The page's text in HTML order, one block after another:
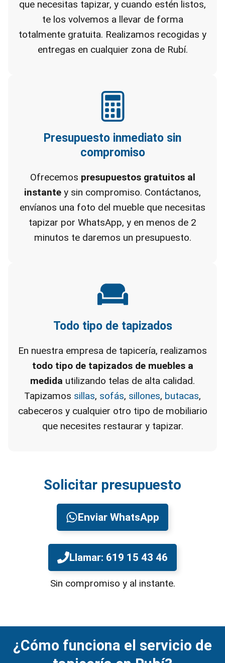
que necesitas tapizar, y cuando estén listos,
te los volvemos a llevar de forma
totalmente gratuita. Realizamos recogidas y
entregas en cualquier zona de Rubí.
Presupuesto inmediato sin
compromiso
Ofrecemos presupuestos gratuitos al
instante y sin compromiso. Contáctanos,
envíanos una foto del mueble que necesitas
tapizar por WhatsApp, y en menos de 2
minutos te daremos un presupuesto.
Todo tipo de tapizados
En nuestra empresa de tapicería, realizamos
todo tipo de tapizados de muebles a
medida utilizando telas de alta calidad.
Tapizamos sillas, sofás, sillones, butacas,
cabeceros y cualquier otro tipo de mobiliario
que necesites restaurar y tapizar.
Solicitar presupuesto
Enviar WhatsApp
Llamar: 619 15 43 46
Sin compromiso y al instante.
¿Cómo funciona el servicio de